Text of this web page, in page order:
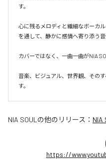
す。
心に残るメロディと繊細なボーカ
を通して、静かに感情へ寄り添う音
カバーではなく、一曲一曲がNIA
音楽、ビジュアル、世界観、その
す。
NIA SOUL の他のリリース： NIA
https://